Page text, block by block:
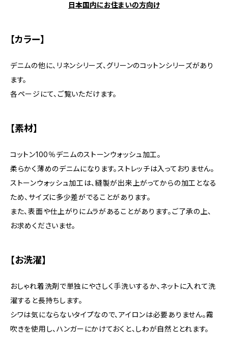
日本国内にお住まいの方向け
【カラー】
デニムの他に、リネンシリーズ、グリーンのコットンシリーズがあり
ます。
各ページにて、ご覧いただけます。
【素材】
コットン100％デニムのストーンウォッシュ加工。
柔らかく薄めのデニムになります。ストレッチは入っておりません。
ストーンウォッシュ加工は、縫製が出来上がってからの加工となる
ため、サイズに多少差がでることがあります。
また、表面や仕上がりにムラがあることがあります。ご了承の上、
お求めくださいませ。
【お洗濯】
おしゃれ着洗剤で単独にやさしく手洗いするか、ネットに入れて洗
濯すると長持ちします。
シワは気にならないタイプなので、アイロンは必要ありません。霧
吹きを使用し、ハンガーにかけておくと、しわが自然ととれます。